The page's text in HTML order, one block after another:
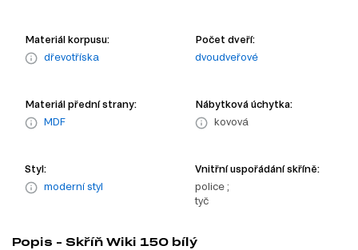
Materiál korpusu:
dřevotříska
Počet dveří:
dvoudveřové
Materiál přední strany:
MDF
Nábytková úchytka:
kovová
Styl:
moderní styl
Vnitřní uspořádání skříně:
police ;
tyč
Popis - Skříň Wiki 150 bílý